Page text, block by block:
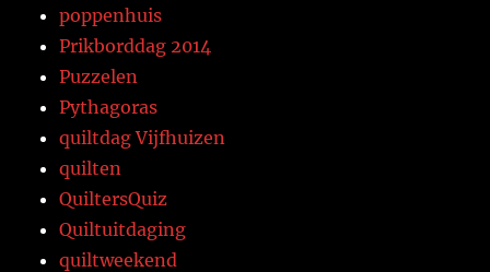
poppenhuis
Prikborddag 2014
Puzzelen
Pythagoras
quiltdag Vijfhuizen
quilten
QuiltersQuiz
Quiltuitdaging
quiltweekend